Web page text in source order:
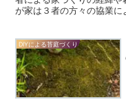
が家は３者の方々の協業
DIYによる苔庭づくり